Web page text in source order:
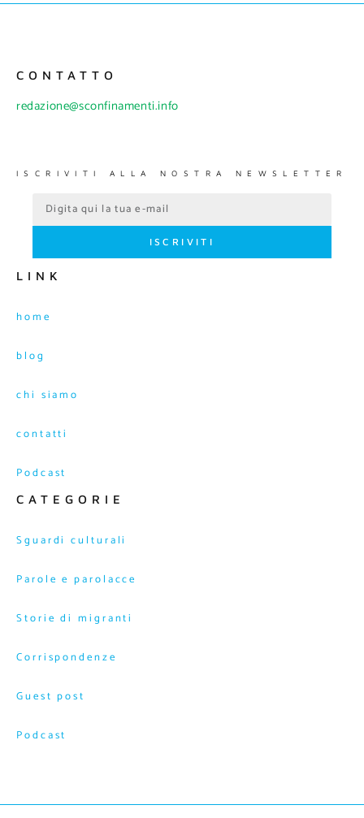
CONTATTO
redazione@sconfinamenti.info
ISCRIVITI ALLA NOSTRA NEWSLETTER
ISCRIVITI
LINK
home
blog
chi siamo
contatti
Podcast
CATEGORIE
Sguardi culturali
Parole e parolacce
Storie di migranti
Corrispondenze
Guest post
Podcast